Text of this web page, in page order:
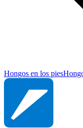
Hongos en los pies